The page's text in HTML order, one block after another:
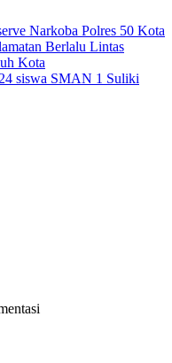
Narkoba Polres 50 Kota
Berlalu Lintas
Kota
siswa SMAN 1 Suliki